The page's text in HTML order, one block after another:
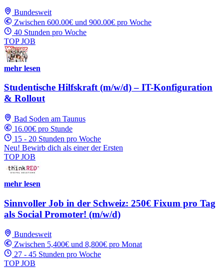
Bundesweit
Zwischen 600.00€ und 900.00€ pro Woche
40 Stunden pro Woche
TOP JOB
mehr lesen
Studentische Hilfskraft (m/w/d) – IT-Konfiguration
& Rollout
Bad Soden am Taunus
16.00€ pro Stunde
15 - 20 Stunden pro Woche
Neu! Bewirb dich als einer der Ersten
TOP JOB
mehr lesen
Sinnvoller Job in der Schweiz: 250€ Fixum pro Tag
als Social Promoter! (m/w/d)
Bundesweit
Zwischen 5,400€ und 8,800€ pro Monat
27 - 45 Stunden pro Woche
TOP JOB